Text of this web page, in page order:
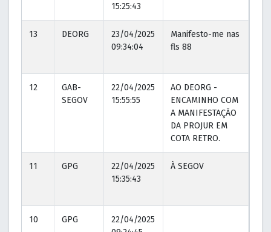
15:25:43
13 DEORG
23/04/2025
09:34:04
Manifesto-me nas
fls 88
12
GAB-
SEGOV
22/04/2025
15:55:55
AO DEORG -
ENCAMINHO COM
A MANIFESTAÇÃO
DA PROJUR EM
COTA RETRO.
11 GPG
22/04/2025
15:35:43
À SEGOV
10 GPG
22/04/2025